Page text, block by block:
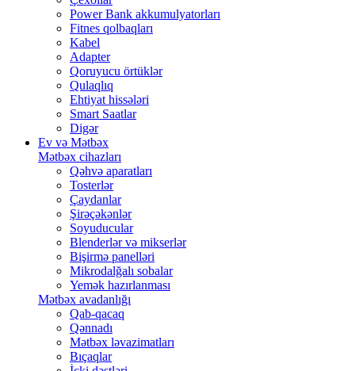
Power Bank akkumulyatorları
Fitnes qolbaqları
Kabel
Adapter
Qoruyucu örtüklər
Qulaqlıq
Ehtiyat hissələri
Smart Saatlar
Digər
Ev və Mətbəx
Mətbəx cihazları
Qəhvə aparatları
Tosterlər
Çaydanlar
Şirəçəkənlər
Soyuducular
Blenderlər və mikserlər
Bişirmə panelləri
Mikrodalğalı sobalar
Yemək hazırlanması
Mətbəx avadanlığı
Qab-qacaq
Qənnadı
Mətbəx ləvazimatları
Bıçaqlar